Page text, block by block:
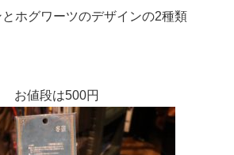
ホグワーツのデザインの2種類
お値段は500円